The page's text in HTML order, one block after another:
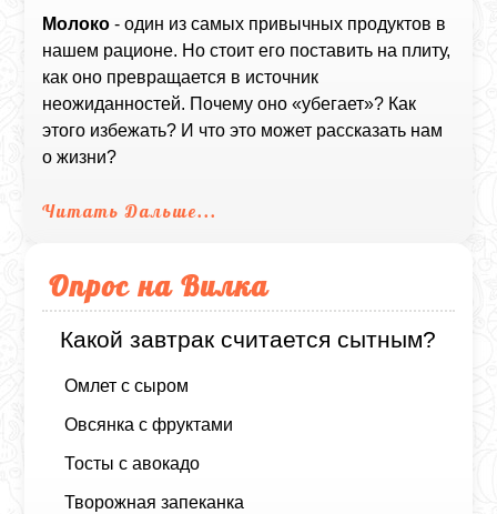
Молоко - один из самых привычных продуктов в
нашем рационе. Но стоит его поставить на плиту,
как оно превращается в источник
неожиданностей. Почему оно «убегает»? Как
этого избежать? И что это может рассказать нам
о жизни?
Читать Дальше...
Опрос на Вилка
Какой завтрак считается сытным?
Омлет с сыром
Овсянка с фруктами
Тосты с авокадо
Творожная запеканка